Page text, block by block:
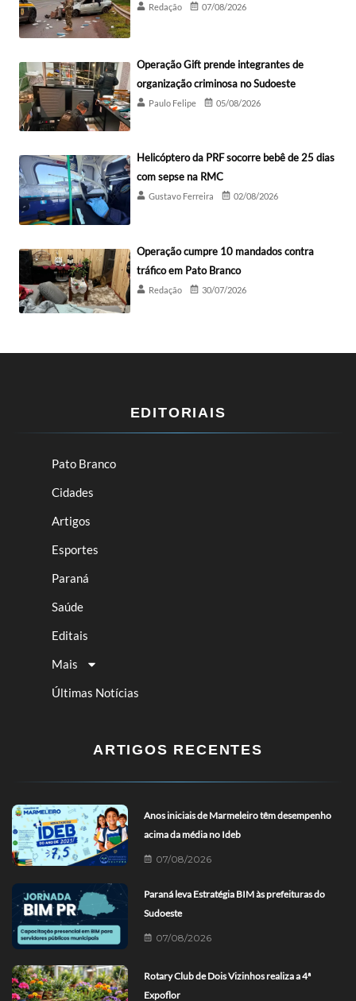
Redação 07/08/2026
Operação Gift prende integrantes de
organização criminosa no Sudoeste
Paulo Felipe 05/08/2026
Helicóptero da PRF socorre bebê de 25 dias
com sepse na RMC
Gustavo Ferreira 02/08/2026
Operação cumpre 10 mandados contra
tráfico em Pato Branco
Redação 30/07/2026
EDITORIAIS
Pato Branco
Cidades
Artigos
Esportes
Paraná
Saúde
Editais
Mais
Últimas Notícias
ARTIGOS RECENTES
Anos iniciais de Marmeleiro têm desempenho
acima da média no Ideb
07/08/2026
Paraná leva Estratégia BIM às prefeituras do
Sudoeste
07/08/2026
Rotary Club de Dois Vizinhos realiza a 4ª
Expoflor